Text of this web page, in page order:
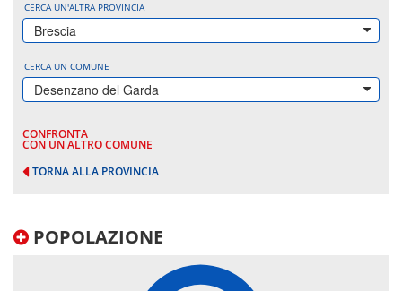
CERCA UN'ALTRA PROVINCIA
Brescia
CERCA UN COMUNE
Desenzano del Garda
CONFRONTA
CON UN ALTRO COMUNE
TORNA ALLA PROVINCIA
POPOLAZIONE